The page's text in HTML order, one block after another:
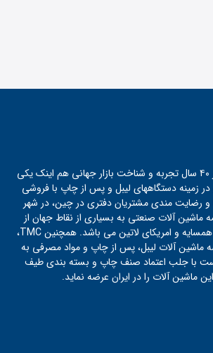
شرکت TMC با تکیه بر ۴۰ سال تجربه و شناخت بازار جهانی هم اینک یکی
در زمینه دستگاههای لیبل و پس از چاپ با فروشی
و رضایت مندی مشتریان دفتری در چین، در شهر
ماشین آلات صنعتی به بسیاری از نقاط جهان از
جمله ایران، کشورهای همسایه و امریکای لاتین می باشد. همچنین TMC،
ماشین آلات لیبل، پس از چاپ و مواد مصرفی به
است با جلب اعتماد صنف چاپ و بسته بندی طیف
ماشین آلات را در ایران عرضه نماید.